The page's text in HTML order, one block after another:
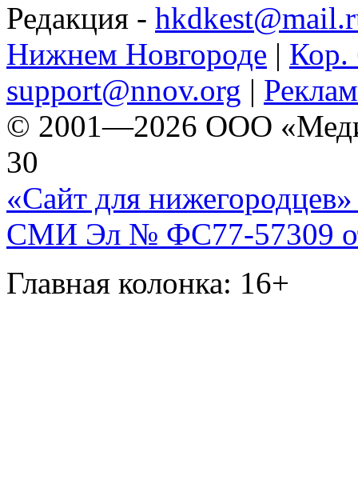
Редакция -
Нижнем Новгороде | Кор.
support@nnov.org |
© 2001—2026 ООО
30
«Сайт для нижегородцев»
СМИ Эл № ФС77-57309
Главная колонка: 16+